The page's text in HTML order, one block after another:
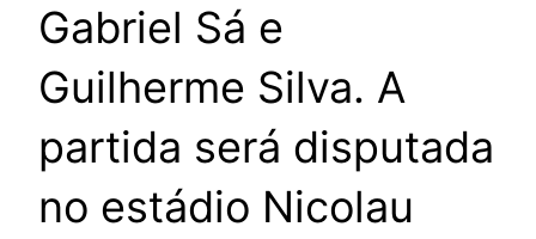
Gabriel Sá e
Guilherme Silva. A
partida será disputada
no estádio Nicolau